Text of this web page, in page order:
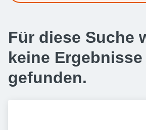
Für diese Suche
keine Ergebnisse
gefunden.